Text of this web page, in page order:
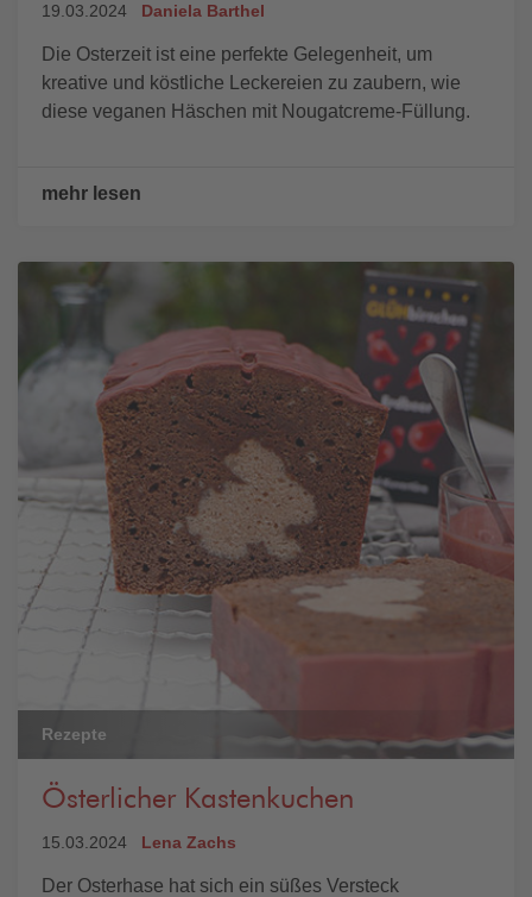
19.03.2024 Daniela Barthel
Die Osterzeit ist eine perfekte Gelegenheit, um
kreative und köstliche Leckereien zu zaubern, wie
diese veganen Häschen mit Nougatcreme-Füllung.
mehr lesen
Rezepte
Österlicher Kastenkuchen
15.03.2024 Lena Zachs
Der Osterhase hat sich ein süßes Versteck